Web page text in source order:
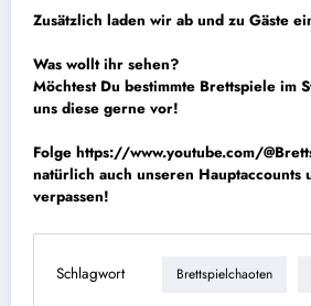
Zusätzlich laden wir ab und zu Gäste
Was wollt ihr sehen?
Möchtest Du bestimmte Brettspiele im
uns diese gerne vor!
Folge https://www.youtube.com/
natürlich auch unseren Hauptaccounts
verpassen!
Schlagwort Brettspielchaoten